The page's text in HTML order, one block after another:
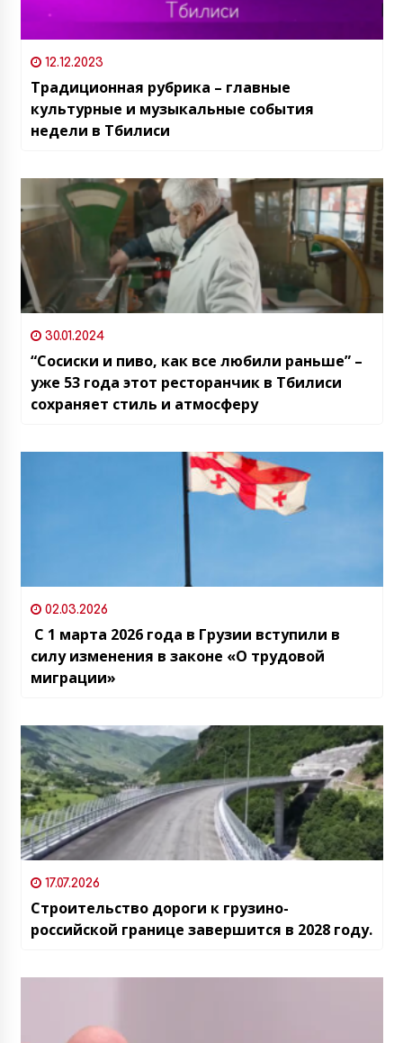
12.12.2023
Традиционная рубрика – главные
культурные и музыкальные события
недели в Тбилиси
30.01.2024
“Сосиски и пиво, как все любили раньше” –
уже 53 года этот ресторанчик в Тбилиси
сохраняет стиль и атмосферу
02.03.2026
С 1 марта 2026 года в Грузии вступили в
силу изменения в законе «О трудовой
миграции»
17.07.2026
Строительство дороги к грузино-
российской границе завершится в 2028 году.